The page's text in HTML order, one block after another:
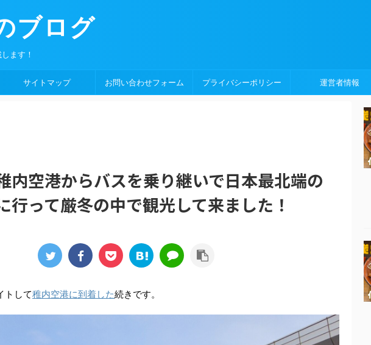
ブログ
ます！
サイトマップ お問い合わせフォーム プライバシーポリシー 運営者情報
内空港からバスを乗り継いで日本最北端の
行って厳冬の中で観光して来ました！
トして稚内空港に到着した続きです。